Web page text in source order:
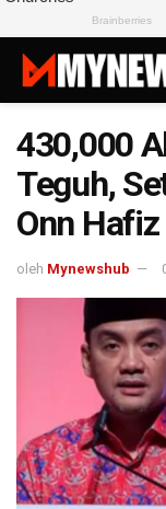
430,000
Teguh,
Onn Hafiz
oleh Mynewshub